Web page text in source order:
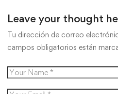
Leave your thought
Tu dirección de correo
campos obligatorios están